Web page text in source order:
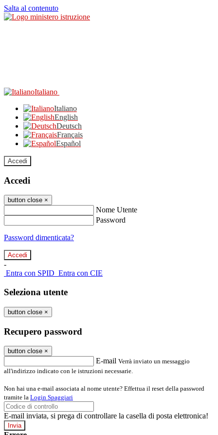
Salta al contenuto
Italiano
Italiano
English
Deutsch
Français
Español
Accedi
Accedi
button close ×
Nome Utente
Password
Password dimenticata?
-
Entra con SPID Entra con CIE
Seleziona utente
button close ×
Recupero password
button close ×
E-mail Verrà inviato un messaggio
all'indirizzo indicato con le istruzioni necessarie.
Non hai una e-mail associata al nome utente? Effettua il reset della password
tramite la Login Spaggiari
E-mail inviata, si prega di controllare la casella di posta elettronica!